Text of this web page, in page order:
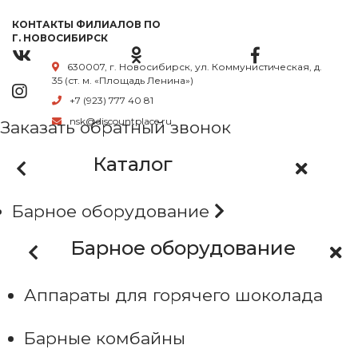
КОНТАКТЫ ФИЛИАЛОВ ПО
Г. НОВОСИБИРСК
630007, г. Новосибирск, ул. Коммунистическая, д.
35 (ст. м. «Площадь Ленина»)
+7 (923) 777 40 81
nsk@discountplace.ru
Заказать обратный звонок
Каталог
Барное оборудование
Барное оборудование
Аппараты для горячего шоколада
Барные комбайны